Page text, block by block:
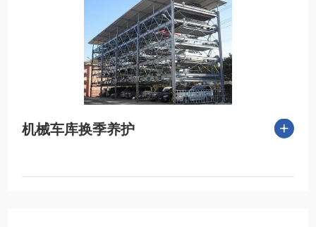
机械车库换季养护